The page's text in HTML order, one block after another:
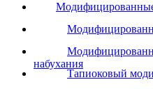
набухания
Тапиоковый